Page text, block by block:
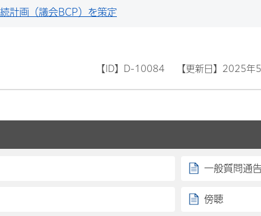
計画（議会BCP）を策定
【ID】 D-10084 【更新日】 2025年
一般質問通
傍聴